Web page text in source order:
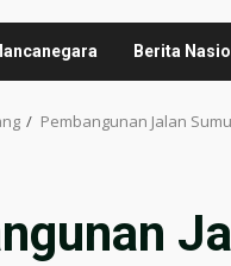
Berita
Pembangunan Jalan